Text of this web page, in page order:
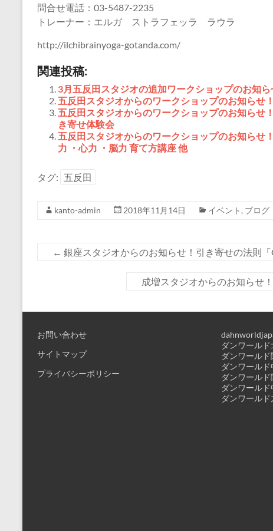
問合せ電話：03-5487-2235
トレーナー：エルガ ストラフェッラ ラウラ
http://ilchibrainyoga-gotanda.com/
関連投稿:
3月五反田スタジオの追加ワークショップのお
五反田スタジオからのワークショップのお知らせ
五反田スタジオからのワークショップのお知らせ
き寄せ体験会
五反田スタジオからのワークショップのお知らせ
力 ・心力 ・脳力 育て方講座 他
タグ: 五反田
kanto-admin 2018年11月14日 イベント , ブログ
← 銀座スタジオからのお知らせ！引き寄せの法則「
成増スタジオからのお知らせ
お問い合わせ
サイトマップ
プライバシーポリシー
ダンワール
ダンワールド
ダンワールド
ダンワールド
ダンワール
ダンワールド